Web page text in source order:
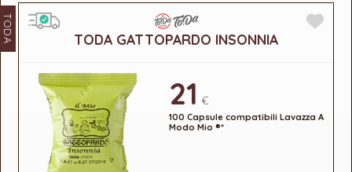
TODA TODA GATTOPARDO INSONNIA
21 €
100 Capsule compatibili Lavazza A
Modo Mio ®*